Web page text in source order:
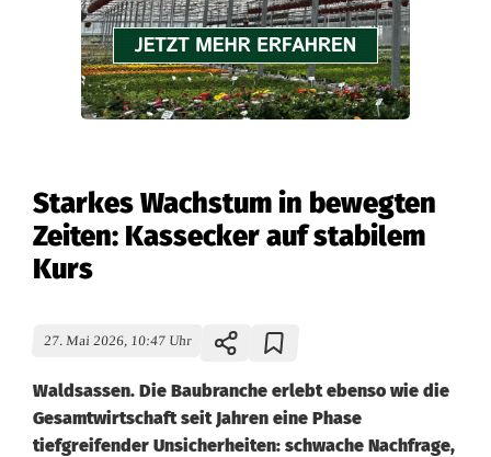
Starkes Wachstum in bewegten
Zeiten: Kassecker auf stabilem
Kurs
27. Mai 2026, 10:47 Uhr
Waldsassen. Die Baubranche erlebt ebenso wie die
Gesamtwirtschaft seit Jahren eine Phase
tiefgreifender Unsicherheiten: schwache Nachfrage,